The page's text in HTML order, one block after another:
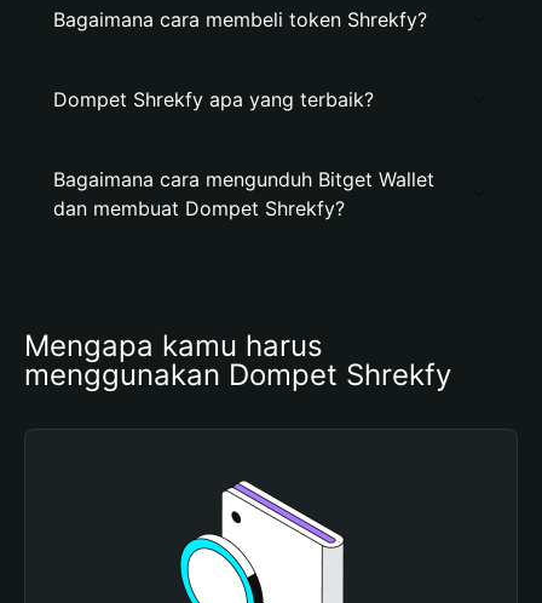
Bagaimana cara membeli token Shrekfy?
Dompet Shrekfy apa yang terbaik?
Bagaimana cara mengunduh Bitget Wallet
dan membuat Dompet Shrekfy?
Mengapa kamu harus
menggunakan Dompet Shrekfy